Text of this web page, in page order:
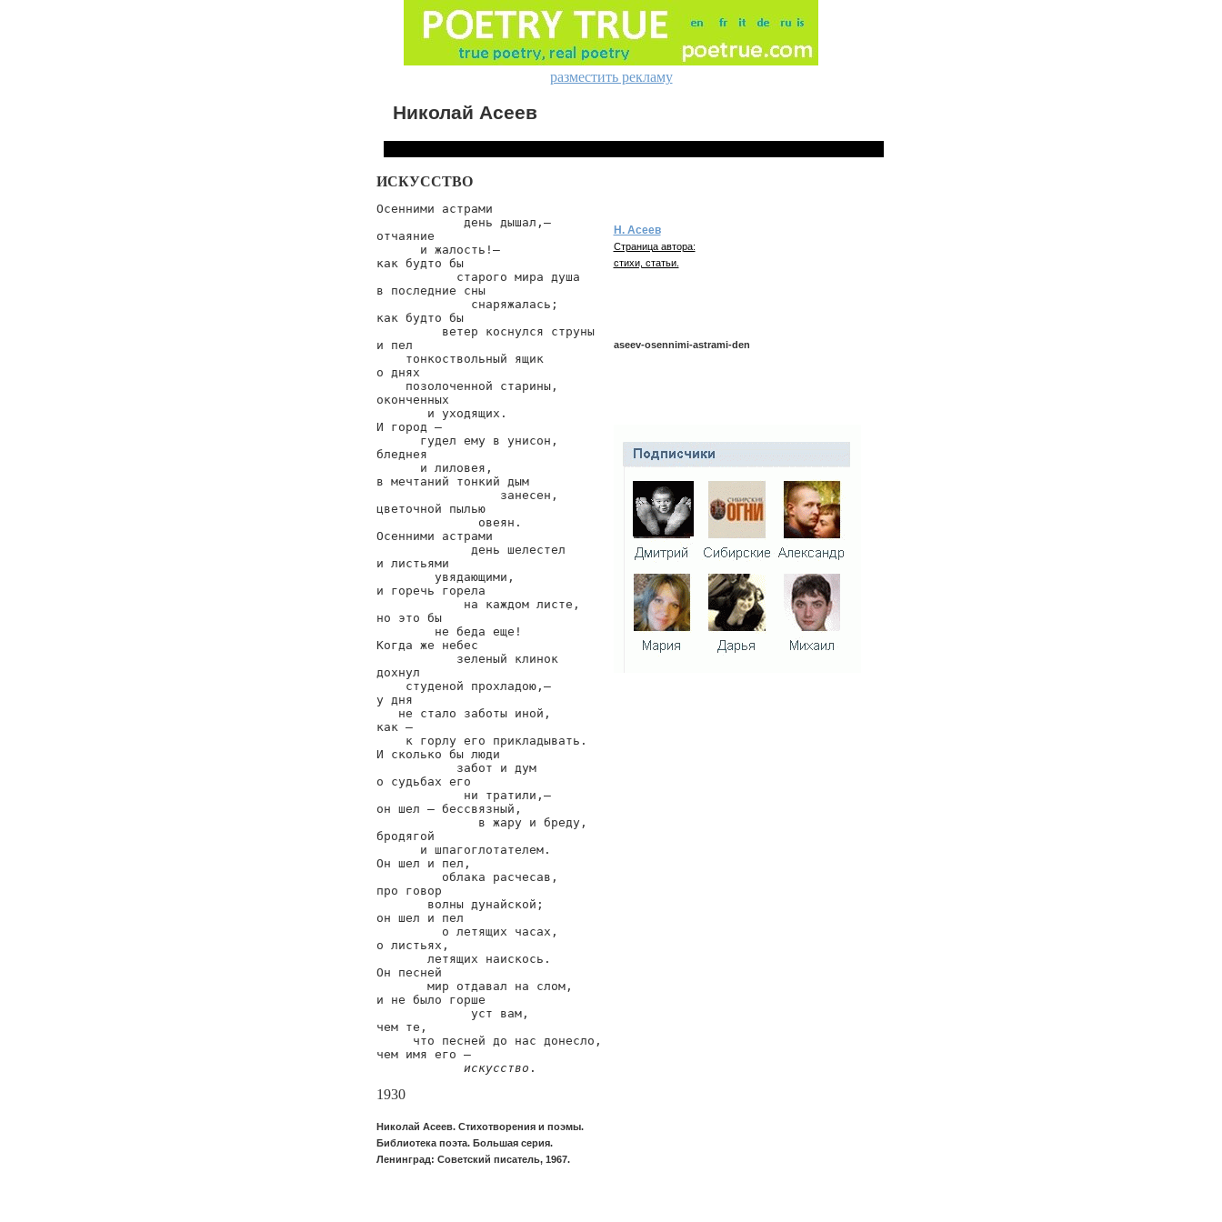
разместить рекламу
Николай Асеев
ИСКУССТВО
Осенними астрами
            день дышал,—
отчаяние
      и жалость!—
как будто бы
           старого мира душа
в последние сны
             снаряжалась;
как будто бы
         ветер коснулся струны
и пел
    тонкоствольный ящик
о днях
    позолоченной старины,
оконченных
       и уходящих.
И город —
      гудел ему в унисон,
бледнея
      и лиловея,
в мечтаний тонкий дым
                 занесен,
цветочной пылью
              овеян.
Осенними астрами
             день шелестел
и листьями
        увядающими,
и горечь горела
            на каждом листе,
но это бы
        не беда еще!
Когда же небес
           зеленый клинок
дохнул
    студеной прохладою,—
у дня
   не стало заботы иной,
как —
    к горлу его прикладывать.
И сколько бы люди
           забот и дум
о судьбах его
            ни тратили,—
он шел — бессвязный,
              в жару и бреду,
бродягой
      и шпагоглотателем.
Он шел и пел,
         облака расчесав,
про говор
       волны дунайской;
он шел и пел
         о летящих часах,
о листьях,
       летящих наискось.
Он песней
       мир отдавал на слом,
и не было горше
             уст вам,
чем те,
     что песней до нас донесло,
чем имя его —
искусство .
1930
Николай Асеев. Стихотворения и поэмы.
Библиотека поэта. Большая серия.
Ленинград: Советский писатель, 1967.
Н. Асеев
Страница автора:
стихи, статьи.
aseev-osennimi-astrami-den